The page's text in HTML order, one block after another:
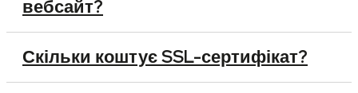
вебсайт?
Скільки коштує SSL-сертифікат?